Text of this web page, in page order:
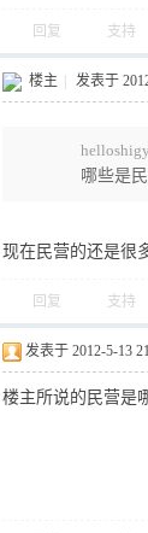
回复 支持
楼主 发表于
哪些是民
现在民营的还是很
回复 支持
发表于 2012-5-13
楼主所说的民营是